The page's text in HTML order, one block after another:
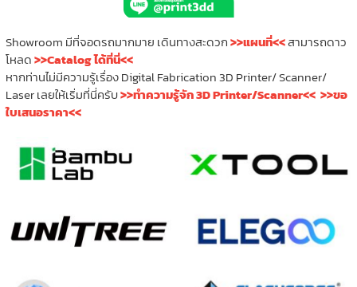
Showroom มีที่จอดรถมากมาย เดินทางสะดวก>>แผนที่<<สามารถดาว
โหลด>>Catalog ได้ที่นี่<<
หากท่านไม่มีความรู้เรื่อง Digital Fabrication 3D Printer/ Scanner/
Laser เลยให้เริ่มที่นี่ครับ>>ทำความรู้จัก 3D Printer/Scanner<< >>ขอ
ใบเสนอราคา<<